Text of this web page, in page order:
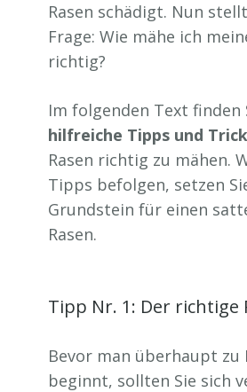
Rasen schädigt. Nun
Frage: Wie mähe ich
richtig?
Im folgenden Text finden
hilfreiche Tipps und
Rasen richtig zu mähen.
Tipps befolgen, setzen
Grundstein für einen
Rasen.
Tipp Nr. 1: Der richtige
Bevor man überhaupt zu
beginnt, sollten Sie sich